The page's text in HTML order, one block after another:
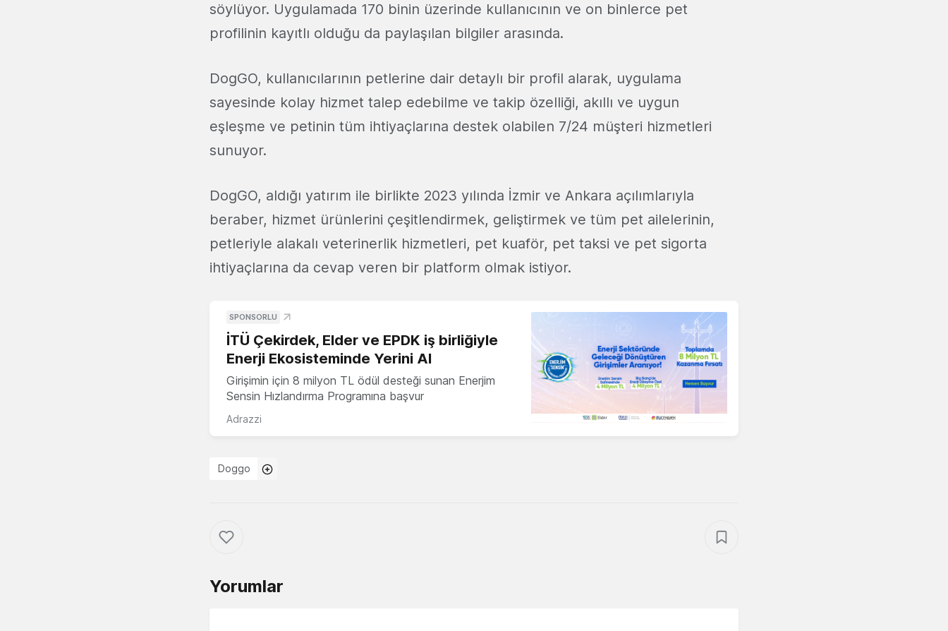
söylüyor. Uygulamada 170 binin üzerinde kullanıcının ve on binlerce pet
profilinin kayıtlı olduğu da paylaşılan bilgiler arasında.
DogGO, kullanıcılarının petlerine dair detaylı bir profil alarak, uygulama
sayesinde kolay hizmet talep edebilme ve takip özelliği, akıllı ve uygun
eşleşme ve petinin tüm ihtiyaçlarına destek olabilen 7/24 müşteri hizmetleri
sunuyor.
DogGO, aldığı yatırım ile birlikte 2023 yılında İzmir ve Ankara açılımlarıyla
beraber, hizmet ürünlerini çeşitlendirmek, geliştirmek ve tüm pet ailelerinin,
petleriyle alakalı veterinerlik hizmetleri, pet kuaför, pet taksi ve pet sigorta
ihtiyaçlarına da cevap veren bir platform olmak istiyor.
SPONSORLU
İTÜ Çekirdek, Elder ve EPDK iş birliğiyle
Enerji Ekosisteminde Yerini Al
Girişimin için 8 milyon TL ödül desteği sunan Enerjim
Sensin Hızlandırma Programına başvur
Adrazzi
Doggo
Yorumlar